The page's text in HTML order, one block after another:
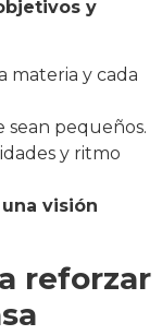
y
materia y cada
sean pequeños.
y ritmo
una visión
reforzar